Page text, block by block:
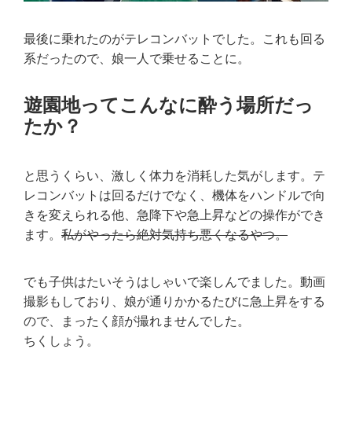
最後に乗れたのがテレコンバットでした。これも回る
系だったので、娘一人で乗せることに。
遊園地ってこんなに酔う場所だっ
たか？
と思うくらい、激しく体力を消耗した気がします。テ
レコンバットは回るだけでなく、機体をハンドルで向
きを変えられる他、急降下や急上昇などの操作ができ
ます。 私がやったら絶対気持ち悪くなるやつ。
でも子供はたいそうはしゃいで楽しんでました。動画
撮影もしており、娘が通りかかるたびに急上昇をする
ので、まったく顔が撮れませんでした。
ちくしょう。